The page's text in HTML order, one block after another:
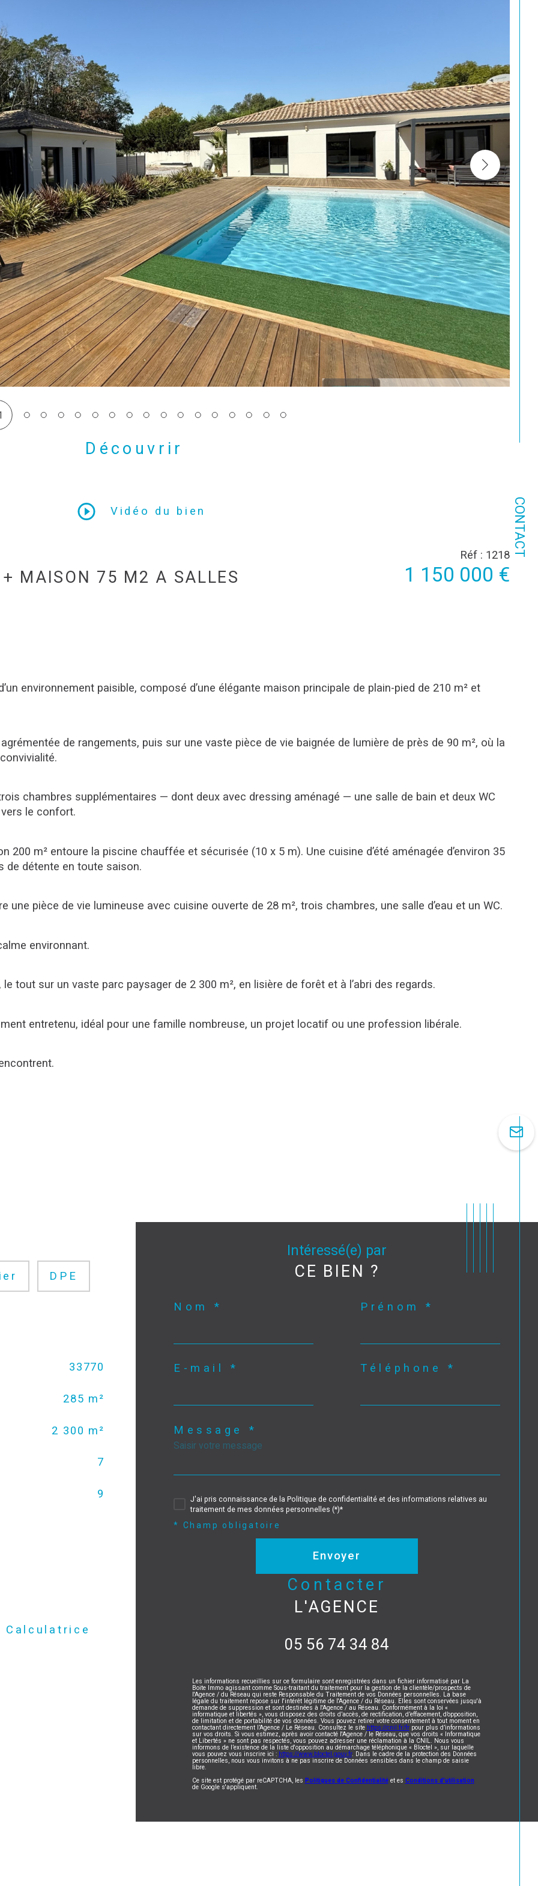
CONTACT
Découvrir
Vidéo du bien
MAISON 75 M2 A SALLES
Réf : 1218
1 150 000 €
environnement paisible, composé d’une élégante maison principale de plain-pied de 210 m² et
de rangements, puis sur une vaste pièce de vie baignée de lumière de près de 90 m², où la
chambres supplémentaires — dont deux avec dressing aménagé — une salle de bain et deux WC
le confort.
200 m² entoure la piscine chauffée et sécurisée (10 x 5 m). Une cuisine d’été aménagée d’environ 35
de détente en toute saison.
pièce de vie lumineuse avec cuisine ouverte de 28 m², trois chambres, une salle d’eau et un WC.
environnant.
le tout sur un vaste parc paysager de 2 300 m², en lisière de forêt et à l’abri des regards.
entretenu, idéal pour une famille nombreuse, un projet locatif ou une profession libérale.
DPE
33770
285 m²
2 300 m²
7
9
Calculatrice
Intéressé(e) par
CE BIEN ?
Nom * Prénom *
E-mail * Téléphone *
Message *
J'ai pris connaissance de la Politique de confidentialité et des informations relatives au
traitement de mes données personnelles (*)*
* Champ obligatoire
Envoyer
contacter
L'AGENCE
05 56 74 34 84
Les informations recueillies sur ce formulaire sont enregistrées dans un fichier informatisé par La
Boite Immo agissant comme Sous-traitant du traitement pour la gestion de la clientèle/prospects de
l'Agence / du Réseau qui reste Responsable du Traitement de vos Données personnelles. La base
légale du traitement repose sur l'intérêt légitime de l'Agence / du Réseau. Elles sont conservées jusqu'à
demande de suppression et sont destinées à l'Agence / au Réseau. Conformément à la loi «
informatique et libertés », vous disposez des droits d’accès, de rectification, d’effacement, d’opposition,
de limitation et de portabilité de vos données. Vous pouvez retirer votre consentement à tout moment en
contactant directement l’Agence / Le Réseau. Consultez le site https://cnil.fr/frpour plus d’informations
sur vos droits. Si vous estimez, après avoir contacté l'Agence / le Réseau, que vos droits « Informatique
et Libertés » ne sont pas respectés, vous pouvez adresser une réclamation à la CNIL. Nous vous
informons de l’existence de la liste d'opposition au démarchage téléphonique « Bloctel », sur laquelle
vous pouvez vous inscrire ici : https://www.bloctel.gouv.fr. Dans le cadre de la protection des Données
personnelles, nous vous invitons à ne pas inscrire de Données sensibles dans le champ de saisie
libre.
Ce site est protégé par reCAPTCHA, les Politiques de Confidentialitéet es Conditions d'utilisation
de Google s'appliquent.